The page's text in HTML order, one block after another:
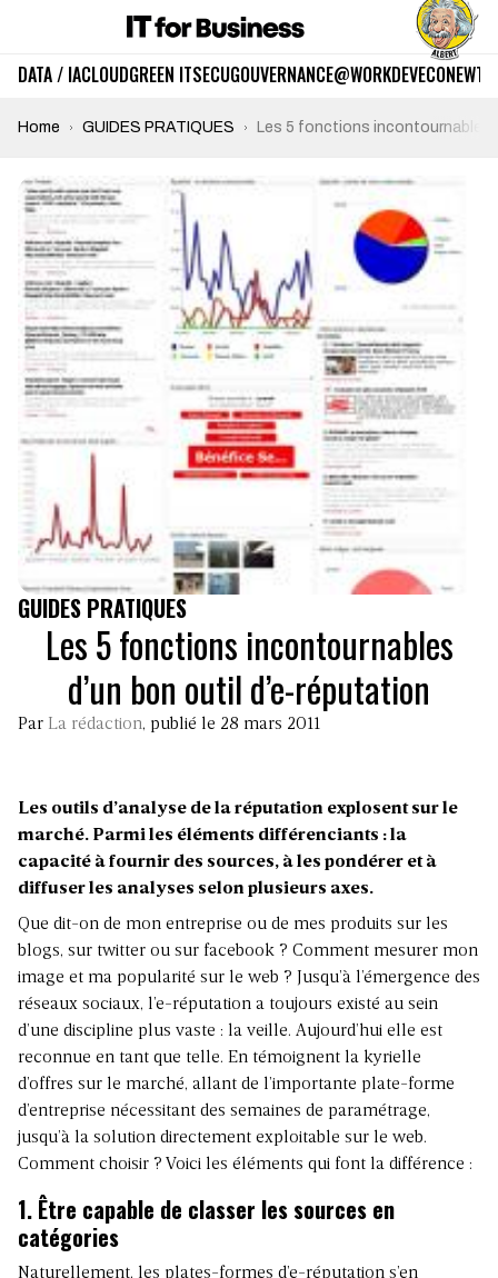
DATA / IACLOUDGREEN ITSECUGOUVERNANCE@WORKDEVECO
Home GUIDES PRATIQUES Les 5 fonctions incontournables
GUIDES PRATIQUES
Les 5 fonctions incontournables
d’un bon outil d’e-réputation
Par La rédaction, publié le 28 mars 2011
Les outils d’analyse de la réputation explosent sur le
marché. Parmi les éléments différenciants : la
capacité à fournir des sources, à les pondérer et à
diffuser les analyses selon plusieurs axes.
Que dit-on de mon entreprise ou de mes produits sur les
blogs, sur twitter ou sur facebook ? Comment mesurer mon
image et ma popularité sur le web ? Jusqu’à l’émergence des
réseaux sociaux, l’e-réputation a toujours existé au sein
d’une discipline plus vaste : la veille. Aujourd’hui elle est
reconnue en tant que telle. En témoignent la kyrielle
d’offres sur le marché, allant de l’importante plate-forme
d’entreprise nécessitant des semaines de paramétrage,
jusqu’à la solution directement exploitable sur le web.
Comment choisir ? Voici les éléments qui font la différence :
1. Être capable de classer les sources en
catégories
Naturellement, les plates-formes d’e-réputation s’en